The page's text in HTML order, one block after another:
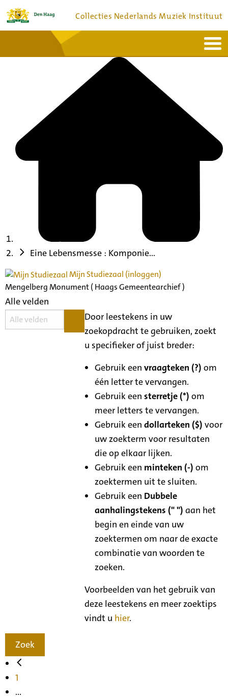
Collecties Nederlands Muziek Instituut
Bronnen en collecties
Eine Lebensmesse : Komponie...
Mijn Studiezaal (inloggen)
Mengelberg Monument ( Haags Gemeentearchief )
Alle velden
Door leestekens in uw
zoekopdracht te gebruiken, zoekt
u specifieker of juist breder:
Gebruik eenvraagteken (?) om
één letter te vervangen.
Gebruik eensterretje (*) om
meer letters te vervangen.
Gebruik eendollarteken ($) voor
uw zoekterm voor resultaten
die op elkaar lijken.
Gebruik een minteken (-) om
zoektermen uit te sluiten.
Gebruik een Dubbele
aanhalingstekens (" ") aan het
begin en einde van uw
zoektermen om naar de exacte
combinatie van woorden te
zoeken.
Voorbeelden van het gebruik van
deze leestekens en meer zoektips
vindt u hier.
Zoek
1
...